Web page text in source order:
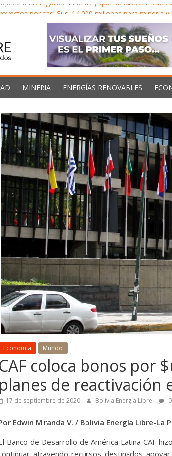
a las regalías mineras y que Senarecom
económica para impulsar inversión minera y
llega al 40% en Oruro y el Gobernador exige al
proveedores confiables de hidrocarburos en
MINERIA ENERGÍAS RENOVABLES
Economia Mundo
CAF coloca bonos por
planes de reactivación
17 de septiembre de 2020 Bolivia Energia Libre
Edwin Miranda V. / Bolivia Energía Libre-La
Banco de Desarrollo de América Latina CAF
atrayendo recursos destinados
Mundo
reforma
para impulsar
minera y Bolivia no
Mineria
La fuga
40% en